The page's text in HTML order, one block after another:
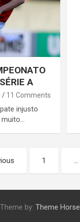
A
11 Comments
injusto
muito…
1 …
Theme by: Theme Horse